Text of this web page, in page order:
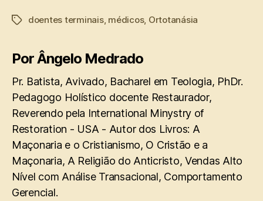
Tagsdoentes terminais, médicos, Ortotanásia
Por Ângelo Medrado
Pr. Batista, Avivado, Bacharel em Teologia, PhDr.
Pedagogo Holístico docente Restaurador,
Reverendo pela International Minystry of
Restoration - USA - Autor dos Livros: A
Maçonaria e o Cristianismo, O Cristão e a
Maçonaria, A Religião do Anticristo, Vendas Alto
Nível com Análise Transacional, Comportamento
Gerencial.